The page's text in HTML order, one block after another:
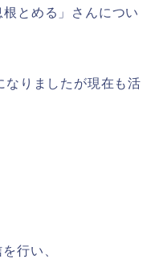
とめる」さんについ
なりましたが現在も活
行い、